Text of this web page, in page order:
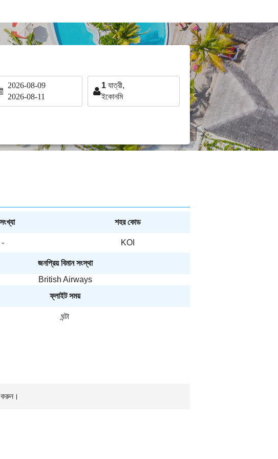
2026-08-09
2026-08-11
1 যাত্রী,
ইকোনমি
শহর কোড
- KOI
জনপ্রিয় বিমান সংস্থা
British Airways
ফ্লাইট সময়
ঘন্টা
করুন।